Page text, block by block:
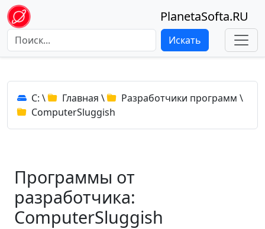
PlanetaSofta.RU
Искать
C: \ Главная \ Разработчики программ \
ComputerSluggish
Программы от
разработчика:
ComputerSluggish